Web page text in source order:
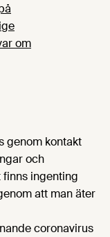
om
genom kontakt
och
finns ingenting
att man äter
coronavirus